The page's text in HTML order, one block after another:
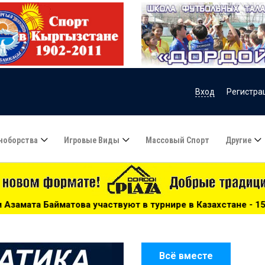
Вход
Игровые Виды Массовый Спорт Другие
в турнире в Казахстане - 15:51 ***Сборную
Всё вместе